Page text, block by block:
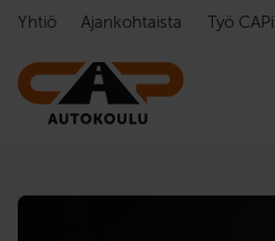
Hyppää sisältöön
Yhtiö Ajankohtaista Työ